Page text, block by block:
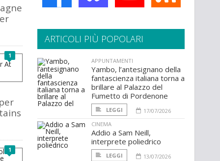
1
1
ARTICOLI PIÙ POPOLARI
APPUNTAMENTI
Yambo, l’antesignano della
fantascienza italiana torna a
brillare al Palazzo del
Fumetto di Pordenone
LEGGI
17/07/2026
CINEMA
Addio a Sam Neill,
interprete poliedrico
LEGGI 13/07/2026